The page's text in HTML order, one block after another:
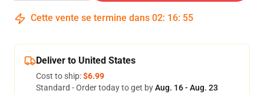
Cette vente se termine dans 02: 16: 54
Deliver to United States
Cost to ship:$6.99
Standard - Order today to get byAug. 16 - Aug. 23